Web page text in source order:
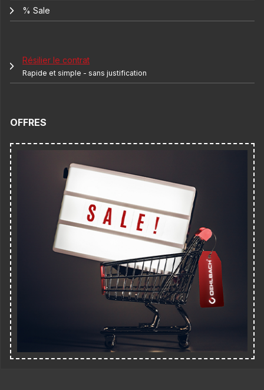
% Sale
Résilier le contrat
Rapide et simple - sans justification
OFFRES